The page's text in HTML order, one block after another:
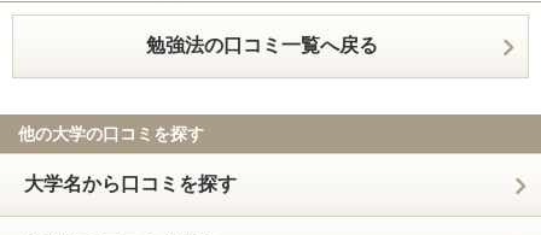
勉強法の口コミ一覧へ戻る
他の大学の口コミを探す
大学名から口コミを探す